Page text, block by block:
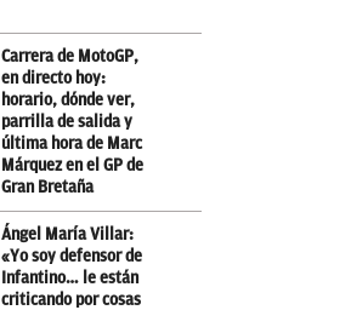
Carrera de MotoGP,
en directo hoy:
horario, dónde ver,
parrilla de salida y
última hora de Marc
Márquez en el GP de
Gran Bretaña
Ángel María Villar:
«Yo soy defensor de
Infantino… le están
criticando por cosas